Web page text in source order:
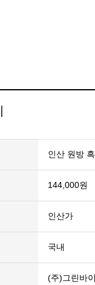
인산 원방
144,000원
인산가
국내
(주)그린바